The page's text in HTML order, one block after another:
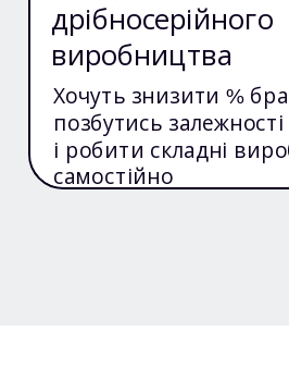
дрібносерійного
виробництва
Хочуть знизити %
позбутись залежності
і робити складні
самостійно